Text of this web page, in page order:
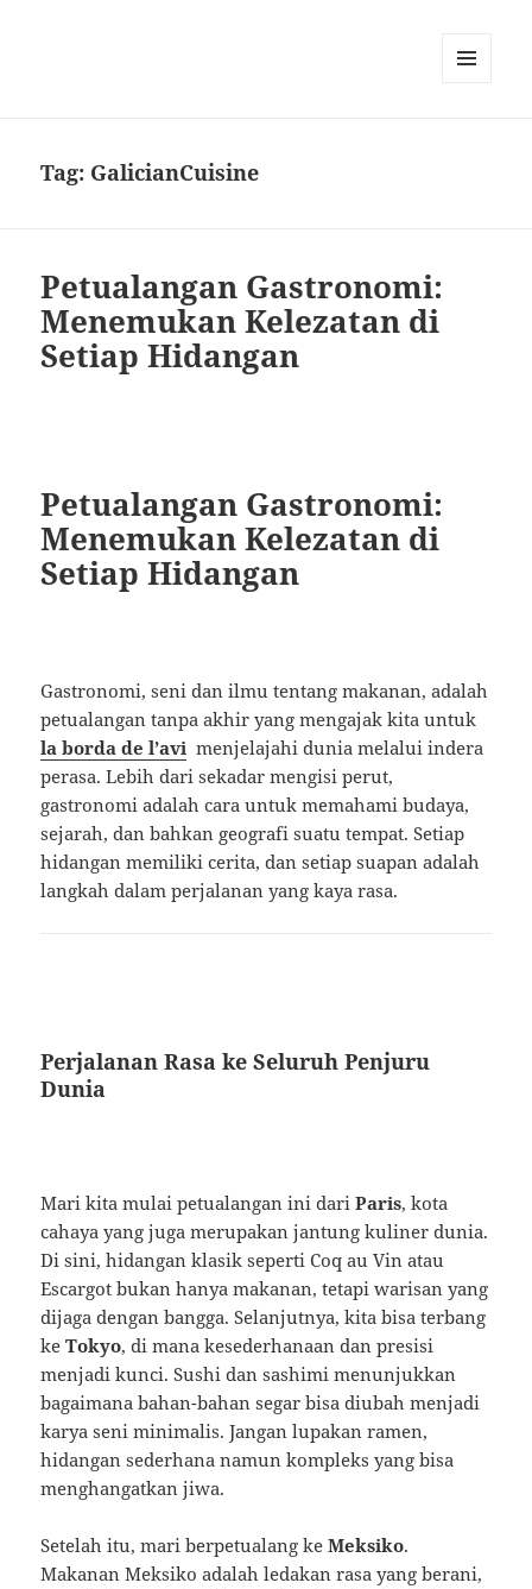
Tag: GalicianCuisine
Petualangan Gastronomi:
Menemukan Kelezatan di
Setiap Hidangan
Petualangan Gastronomi:
Menemukan Kelezatan di
Setiap Hidangan
Gastronomi, seni dan ilmu tentang makanan, adalah
petualangan tanpa akhir yang mengajak kita untuk
la borda de l’avi menjelajahi dunia melalui indera
perasa. Lebih dari sekadar mengisi perut,
gastronomi adalah cara untuk memahami budaya,
sejarah, dan bahkan geografi suatu tempat. Setiap
hidangan memiliki cerita, dan setiap suapan adalah
langkah dalam perjalanan yang kaya rasa.
Perjalanan Rasa ke Seluruh Penjuru
Dunia
Mari kita mulai petualangan ini dariParis, kota
cahaya yang juga merupakan jantung kuliner dunia.
Di sini, hidangan klasik seperti Coq au Vin atau
Escargot bukan hanya makanan, tetapi warisan yang
dijaga dengan bangga. Selanjutnya, kita bisa terbang
keTokyo, di mana kesederhanaan dan presisi
menjadi kunci. Sushi dan sashimi menunjukkan
bagaimana bahan-bahan segar bisa diubah menjadi
karya seni minimalis. Jangan lupakan ramen,
hidangan sederhana namun kompleks yang bisa
menghangatkan jiwa.
Setelah itu, mari berpetualang keMeksiko.
Makanan Meksiko adalah ledakan rasa yang berani,